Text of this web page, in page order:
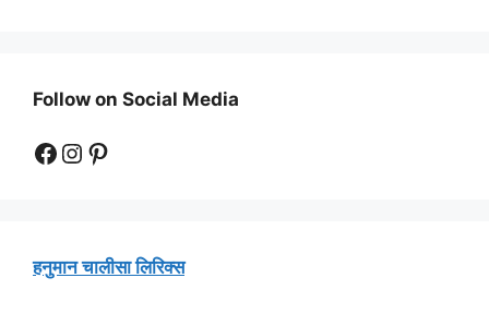
Follow on Social Media
Facebook
Instagram
Pinterest
हनुमान चालीसा लिरिक्स